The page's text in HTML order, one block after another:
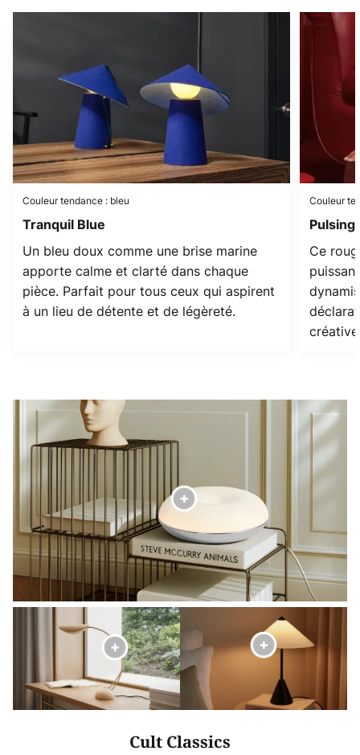
Couleur tendance : bleu
Tranquil Blue
Un bleu doux comme une brise marine
apporte calme et clarté dans chaque
pièce. Parfait pour tous ceux qui aspirent
à un lieu de détente et de légèreté.
Couleur
Pulsing
Ce
Cult Classics